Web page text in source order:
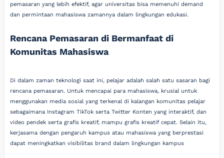
pemasaran yang lebih efektif, agar universitas bisa memenuhi demand
dan permintaan mahasiswa zamannya dalam lingkungan edukasi.
Rencana Pemasaran di Bermanfaat di
Komunitas Mahasiswa
Di dalam zaman teknologi saat ini, pelajar adalah salah satu sasaran bagi
rencana pemasaran. Untuk mencapai para mahasiswa, krusial untuk
menggunakan media sosial yang terkenal di kalangan komunitas pelajar
sebagaimana Instagram TikTok serta Twitter Konten yang interaktif, dan
video pendek serta grafis kreatif, mampu grafis kreatif cepat. Selain itu,
kerjasama dengan pengaruh kampus atau mahasiswa yang berprestasi
dapat meningkatkan visibilitas brand dalam lingkungan kampus